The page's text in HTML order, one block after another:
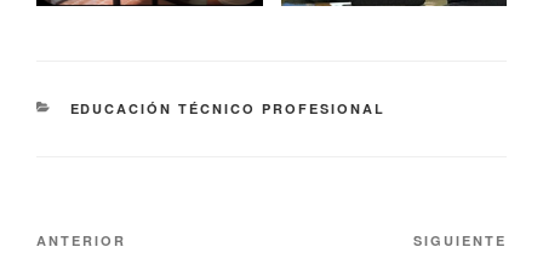
EDUCACIÓN TÉCNICO PROFESIONAL
ANTERIOR SIGUIENTE